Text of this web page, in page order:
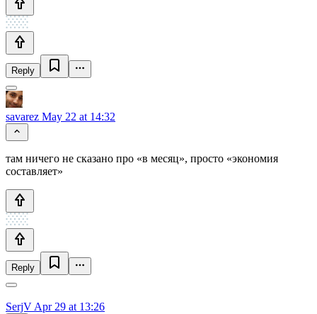
Reply
savarez May 22 at 14:32
там ничего не сказано про «в месяц», просто «экономия
составляет»
Reply
SerjV Apr 29 at 13:26